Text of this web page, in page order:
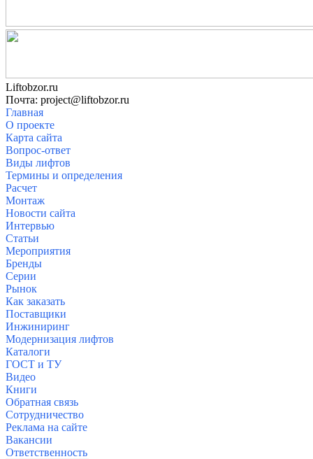
Liftobzor.ru
Почта: project@liftobzor.ru
Главная
О проекте
Карта сайта
Вопрос-ответ
Виды лифтов
Термины и определения
Расчет
Монтаж
Новости сайта
Интервью
Статьи
Мероприятия
Бренды
Серии
Рынок
Как заказать
Поставщики
Инжиниринг
Модернизация лифтов
Каталоги
ГОСТ и ТУ
Видео
Книги
Обратная связь
Сотрудничество
Реклама на сайте
Вакансии
Ответственность